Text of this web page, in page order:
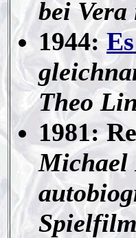
bei
1944:
Theo
1981:
Michael